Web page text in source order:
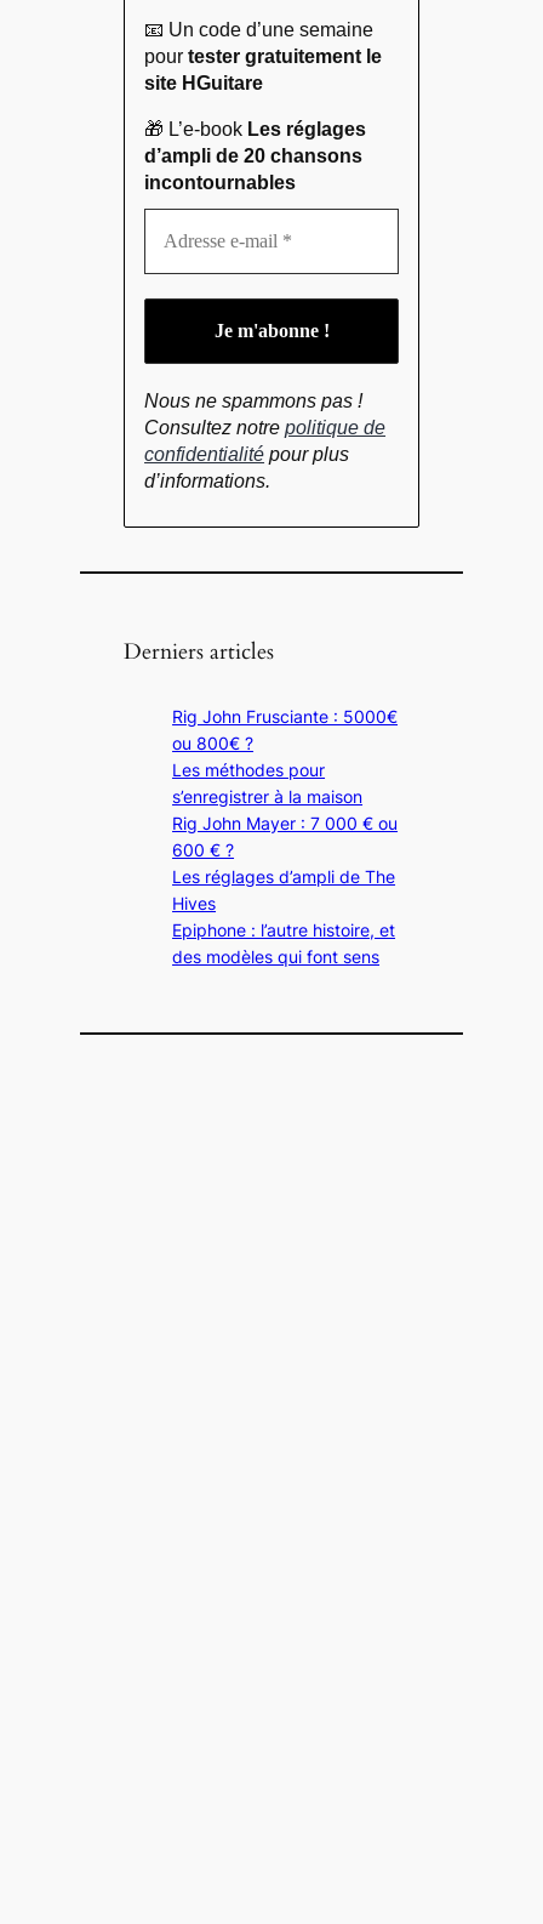
📧 Un code d’une semaine
pourtester gratuitement le
site HGuitare
🎁 L’e-book Les réglages
d’ampli de 20 chansons
incontournables
Nous ne spammons pas !
Consultez notrepolitique de
confidentialité pour plus
d’informations.
Derniers articles
Rig John Frusciante : 5000€
ou 800€ ?
Les méthodes pour
s’enregistrer à la maison
Rig John Mayer : 7 000 € ou
600 € ?
Les réglages d’ampli de The
Hives
Epiphone : l’autre histoire, et
des modèles qui font sens